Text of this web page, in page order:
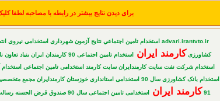
برای دیدن نتایج بیشتر در رابطه با مصاحبه لطفا
advari.irantvto.ir استخدام تامين اجتماعي نتایج آزمون شهرداری استخدامی نیروی
کشاورزی كارمند ايران استخدام تامین اجتماعی 90 کارمندان ایران بنیاد تعاون
استخدام شركت نفت سایت کارمندایران سايت كارمند استخدامی تامین اجتماعی
استخدام بانک کشاورزی سال 90
استخدامی استانداری خوزستانکارمندایرانمجمع
91 کارمند ایران استخدامی تامین اجتماعی سال 90 صندوق قرض الحسنه